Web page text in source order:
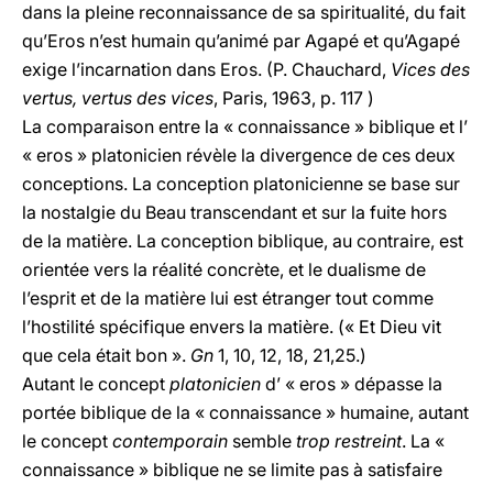
dans la pleine reconnaissance de sa spiritualité, du fait
qu’Eros n’est humain qu’animé par Agapé et qu’Agapé
exige l’incarnation dans Eros. (P. Chauchard, Vices des
vertus, vertus des vices, Paris, 1963, p. 117 )
La comparaison entre la « connaissance » biblique et l’
« eros » platonicien révèle la divergence de ces deux
conceptions. La conception platonicienne se base sur
la nostalgie du Beau transcendant et sur la fuite hors
de la matière. La conception biblique, au contraire, est
orientée vers la réalité concrète, et le dualisme de
l’esprit et de la matière lui est étranger tout comme
l’hostilité spécifique envers la matière. (« Et Dieu vit
que cela était bon ». Gn 1, 10, 12, 18, 21,25.)
Autant le concept platonicien d’ « eros » dépasse la
portée biblique de la « connaissance » humaine, autant
le concept contemporain semble trop restreint. La «
connaissance » biblique ne se limite pas à satisfaire